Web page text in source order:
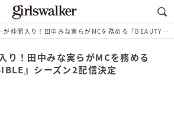
新メンバーが仲間入り！田中みな実らがMCを務める『BEAUTY THE BIBLE』シーズン2配信決定
り！田中みな実らがMCを務める
』シーズン2配信決定